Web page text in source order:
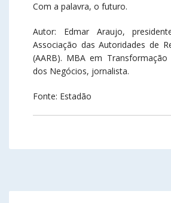
Com a palavra, o futuro.
Autor: Edmar Araujo,
Associação das Autoridades de
(AARB). MBA em
dos Negócios, jornalista.
Fonte: Estadão